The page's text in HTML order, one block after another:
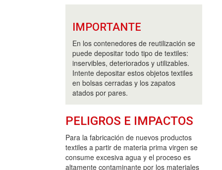
IMPORTANTE
En los contenedores de reutilización se
puede depositar todo tipo de textiles:
inservibles, deteriorados y utilizables.
Intente depositar estos objetos textiles
en bolsas cerradas y los zapatos
atados por pares.
PELIGROS E IMPACTOS
Para la fabricación de nuevos productos
textiles a partir de materia prima virgen se
consume excesiva agua y el proceso es
altamente contaminante por los materiales